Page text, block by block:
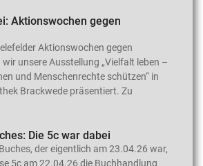
Aktionswochen gegen
Aktionswochen gegen
unsere Ausstellung „Vielfalt leben –
und Menschenrechte schützen“ in
Brackwede präsentiert. Zu
Die 5c war dabei
der eigentlich am 23.04.26 war,
5c am 22.04.26 die Buchhandlung